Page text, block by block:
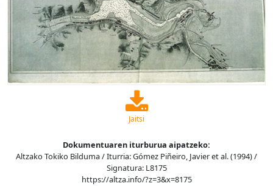
Jaitsi
Dokumentuaren iturburua aipatzeko:
Altzako Tokiko Bilduma / Iturria: Gómez Piñeiro, Javier et al. (1994) /
Signatura: L8175
https://altza.info/?z=3&x=8175